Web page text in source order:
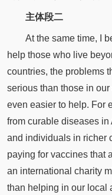
主体段二
At the same time, I
help those who live
countries, the problems
serious than those in
even easier to help. For
from curable diseases
and individuals in richer
paying for vaccines that
an international charity
than helping in our local